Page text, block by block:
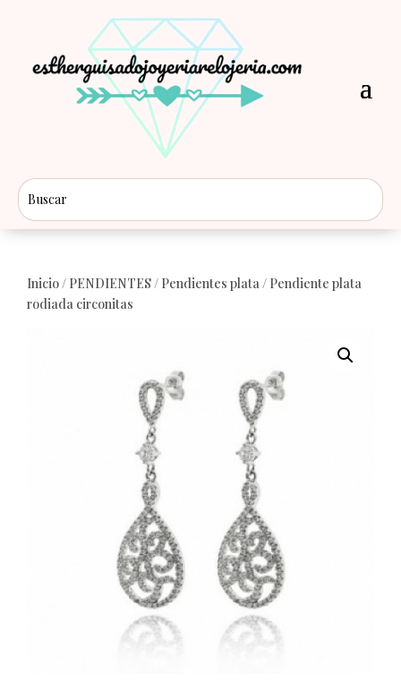
Inicio/ PENDIENTES/ Pendientes plata/ Pendiente plata
rodiada circonitas